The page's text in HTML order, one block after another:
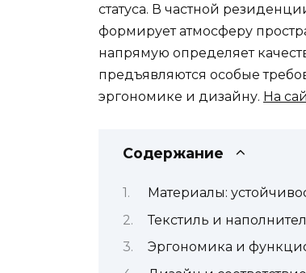
статуса. В частной
формирует атмосферу
напрямую определяет
предъявляются особые
эргономике и дизайну. На
Содержание
Материалы:
Текстиль и
Эргономика и